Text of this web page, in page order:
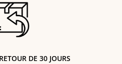
DE 30 JOURS